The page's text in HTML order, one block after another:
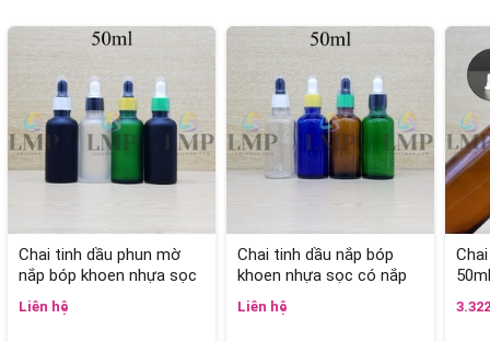
Chai tinh dầu phun mờ
nắp bóp khoen nhựa sọc
có nắp chụp 50ml
Liên hệ
Chai tinh dầu nắp bóp
khoen nhựa sọc có nắp
chụp 50ml
Liên hệ
50ml